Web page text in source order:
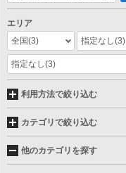
エリア
全国(3) 指定なし(3)
指定なし(3)
利用方法で絞り込む
カテゴリで絞り込む
他のカテゴリを探す